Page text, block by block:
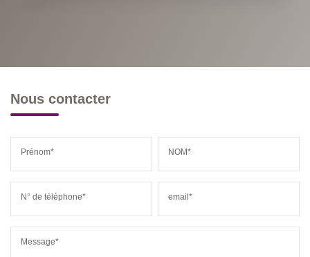
Nous contacter
Prénom* NOM*
N° de téléphone* email*
Message*